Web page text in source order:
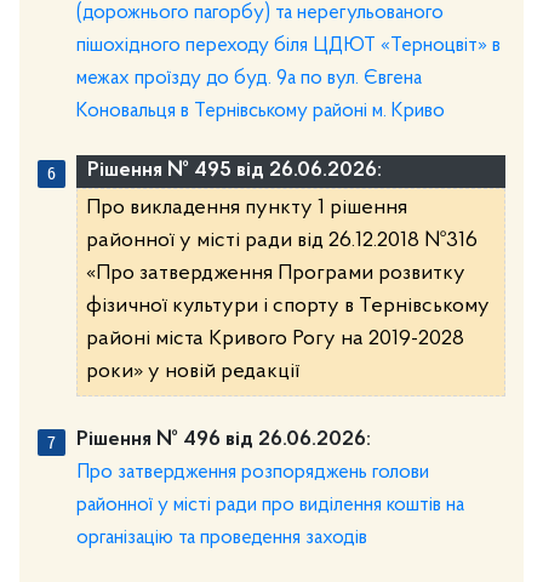
(дорожнього пагорбу) та нерегульованого
пішохідного переходу біля ЦДЮТ «Терноцвіт» в
межах проїзду до буд. 9а по вул. Євгена
Коновальця в Тернівському районі м. Криво
Рішення № 495 від 26.06.2026:
Про викладення пункту 1 рішення
районної у місті ради від 26.12.2018 №316
«Про затвердження Програми розвитку
фізичної культури і спорту в Тернівському
районі міста Кривого Рогу на 2019-2028
роки» у новій редакції
Рішення № 496 від 26.06.2026:
Про затвердження розпоряджень голови
районної у місті ради про виділення коштів на
організацію та проведення заходів